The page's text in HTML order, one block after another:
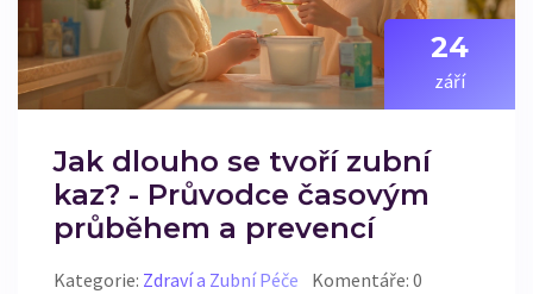
24
září
Jak dlouho se tvoří zubní
kaz? - Průvodce časovým
průběhem a prevencí
Kategorie: Zdraví a Zubní Péče Komentáře: 0